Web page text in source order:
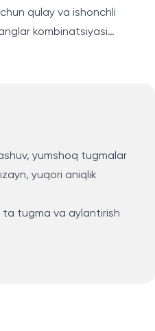
qulay va ishonchli
kombinatsiyasi
Klaviatura va
yumshoq tugmalar
yuqori aniqlik
ta tugma va aylantirish